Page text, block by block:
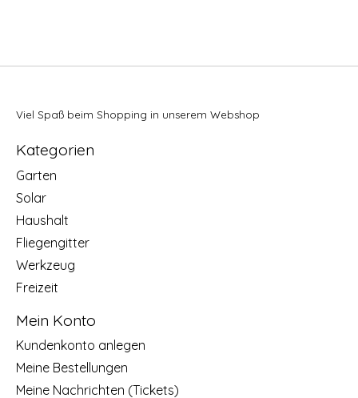
Viel Spaß beim Shopping in unserem Webshop
Kategorien
Garten
Solar
Haushalt
Fliegengitter
Werkzeug
Freizeit
Mein Konto
Kundenkonto anlegen
Meine Bestellungen
Meine Nachrichten (Tickets)